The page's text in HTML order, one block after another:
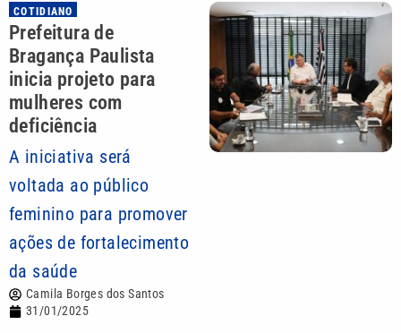
COTIDIANO
Prefeitura de
Bragança Paulista
inicia projeto para
mulheres com
deficiência
A iniciativa será
voltada ao público
feminino para promover
ações de fortalecimento
da saúde
Camila Borges dos Santos
31/01/2025